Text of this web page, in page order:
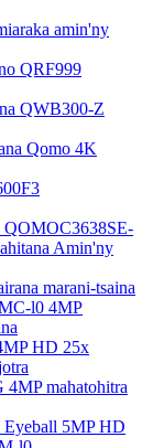
amin'ny
QRF999
QWB300-Z
Qomo 4K
QOMOC3638SE-
Amin'ny
marani-tsaina
l0 4MP
HD 25x
mahatohitra
Eyeball 5MP HD